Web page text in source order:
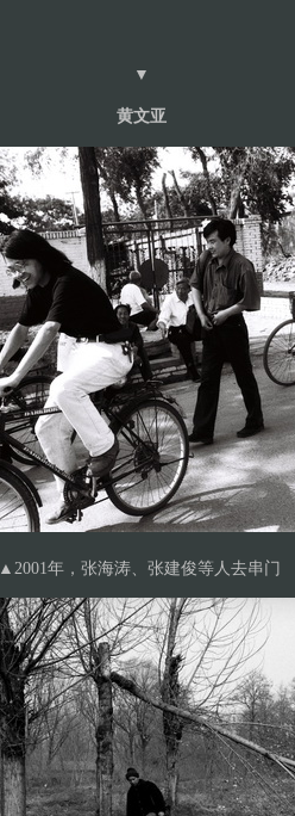
▼
黄文亚
▲2001年，张海涛、张建俊等人去串门